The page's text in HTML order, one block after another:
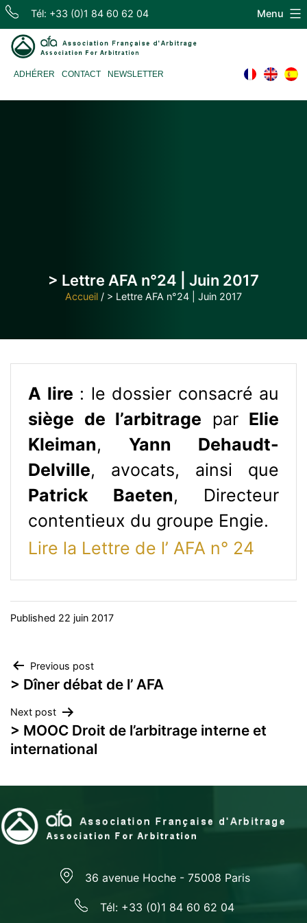
Skip
content
Tél: +33 (0)1 84 60 62 04
d'Arbitrage
ADHÉRER CONTACT NEWSLETTER
Menu
> Lettre AFA n°24 | Juin 2017
Accueil / > Lettre AFA n°24 | Juin 2017
A lire : le dossier consacré au
siège de l’arbitrage par Elie
Kleiman, Yann Dehaudt-
Delville, avocats, ainsi que
Patrick Baeten, Directeur
contentieux du groupe Engie.
Lire la Lettre de l’ AFA n° 24
Published 22 juin 2017
Navigation
de
l’article
Previous post
> Dîner débat de l’ AFA
Next post
> MOOC Droit de l’arbitrage interne et
international
36 avenue Hoche - 75008 Paris
Tél: +33 (0)1 84 60 62 04